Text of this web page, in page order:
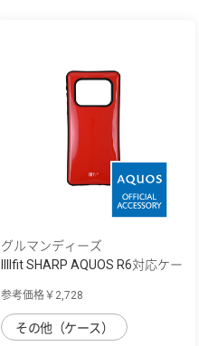
グルマンディーズ
IIIIfit SHARP AQUOS R6対応ケー
参考価格￥2,728
その他（ケース）